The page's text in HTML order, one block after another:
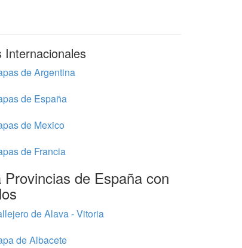
Internacionales
de Argentina
de España
de Mexico
de Francia
Provincias de España con
de Alava - Vitoria
de Albacete